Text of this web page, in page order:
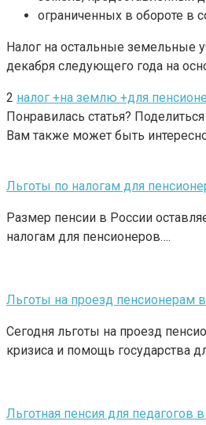
ограниченных в обороте в
Налог на остальные земельные
декабря следующего года на
2 налог +на землю +для
Понравилась статья?
Вам также может быть
Льготы по налогам для
Размер пенсии в России
налогам для пенсионеров….
Льготы на проезд пенсионерам
Сегодня льготы на проезд
кризиса и помощь государства
Льготная пенсия для педагогов